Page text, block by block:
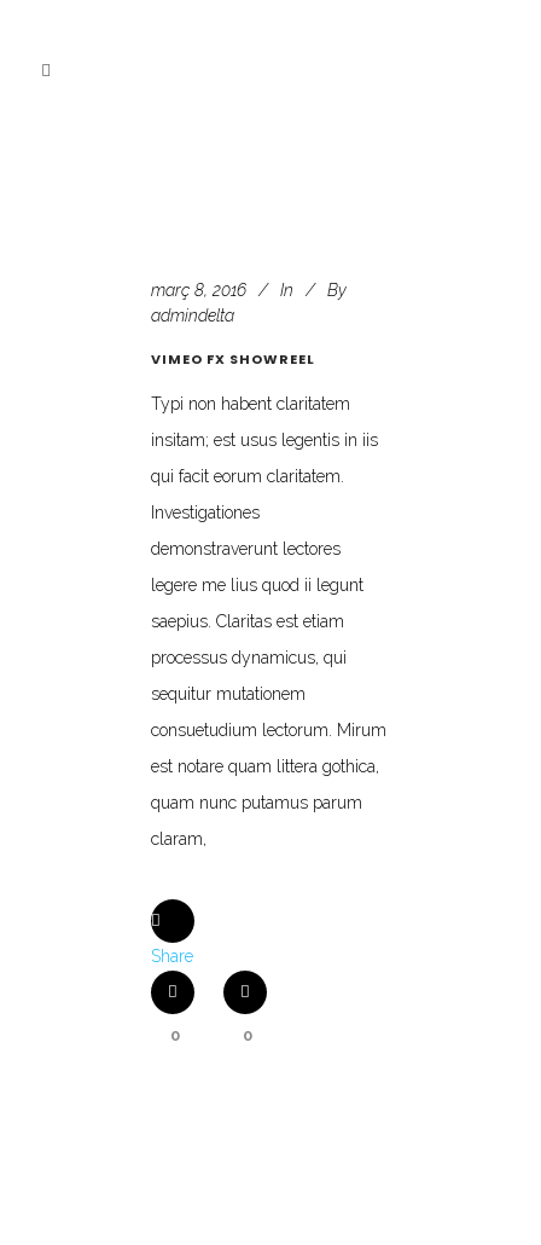
març 8, 2016 In
By
admindelta
VIMEO FX SHOWREEL
Typi non habent claritatem
insitam; est usus legentis in iis
qui facit eorum claritatem.
Investigationes
demonstraverunt lectores
legere me lius quod ii legunt
saepius. Claritas est etiam
processus dynamicus, qui
sequitur mutationem
consuetudium lectorum. Mirum
est notare quam littera gothica,
quam nunc putamus parum
claram,
Share
0 0